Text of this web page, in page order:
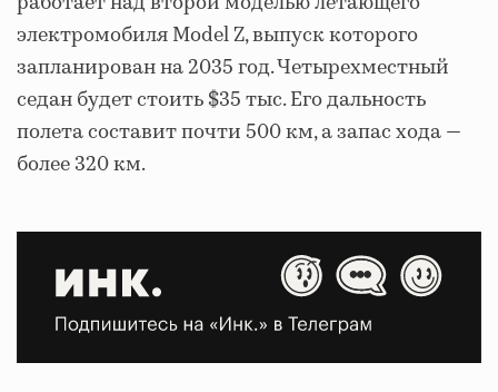
электромобиля Model Z, выпуск которого
запланирован на 2035 год. Четырехместный
седан будет стоить $35 тыс. Его дальность
полета составит почти 500 км, а запас хода —
более 320 км.